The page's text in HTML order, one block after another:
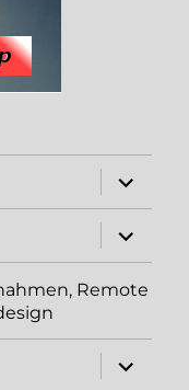
öffnen
öffnen
Remote
öffnen